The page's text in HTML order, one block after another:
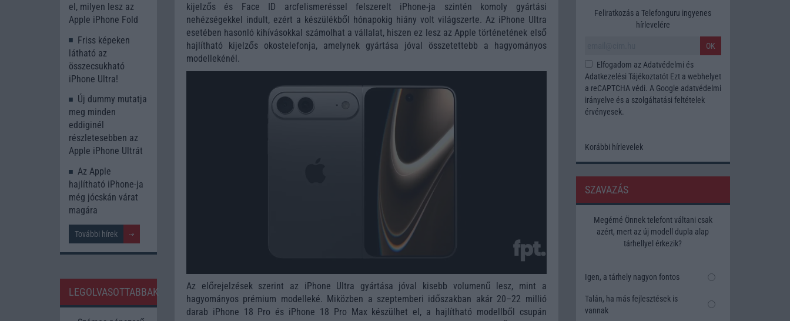
kijelzős és Face ID arcfelismeréssel felszerelt iPhone-ja szintén komoly gyártási
nehézségekkel indult, ezért a készülékből hónapokig hiány volt világszerte. Az iPhone Ultra
esetében hasonló kihívásokkal számolhat a vállalat, hiszen ez lesz az Apple történetének első
hajlítható kijelzős okostelefonja, amelynek gyártása jóval összetettebb a hagyományos
modellekénél.
Az előrejelzések szerint az iPhone Ultra gyártása jóval kisebb volumenű lesz, mint a
hagyományos prémium modelleké. Miközben a szeptemberi időszakban akár 20–22 millió
darab iPhone 18 Pro és iPhone 18 Pro Max készülhet el, a hajlítható modellből csupán
el, milyen lesz az
Apple iPhone Fold
Friss képeken
látható az
összecsukható
iPhone Ultra!
Új dummy mutatja
meg minden
eddiginél
részletesebben az
Apple iPhone Ultrát
Az Apple
hajlítható iPhone-ja
még jócskán várat
magára
További hírek
LEGOLVASOTTABBAK
Feliratkozás a Telefonguru ingyenes
hírlevelére
OK
Elfogadom az Adatvédelmi és
Adatkezelési TájékoztatótEzt a webhelyet
a reCAPTCHA védi. A Google adatvédelmi
irányelve és a szolgáltatási feltételek
érvényesek.
Korábbi hírlevelek
SZAVAZÁS
Megérné Önnek telefont váltani csak
azért, mert az új modell dupla alap
tárhellyel érkezik?
Igen, a tárhely nagyon fontos
Talán, ha más fejlesztések is
vannak